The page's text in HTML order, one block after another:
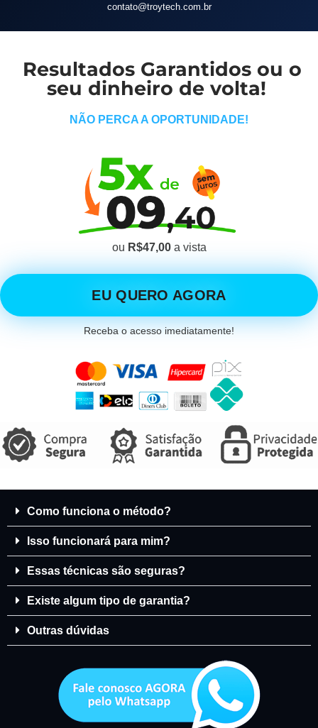
contato@troytech.com.br
Resultados Garantidos ou o
seu dinheiro de volta!
NÃO PERCA A OPORTUNIDADE!
ou R$47,00a vista
EU QUERO AGORA
Receba o acesso imediatamente!
Como funciona o método?
Isso funcionará para mim?
Essas técnicas são seguras?
Existe algum tipo de garantia?
Outras dúvidas